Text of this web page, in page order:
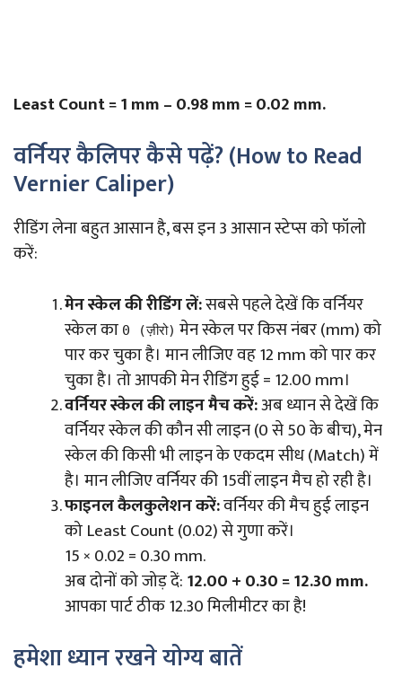
Least Count = 1 mm – 0.98 mm = 0.02 mm.
वर्नियर कैलिपर कैसे पढ़ें? (How to Read
Vernier Caliper)
रीडिंग लेना बहुत आसान है, बस इन 3 आसान स्टेप्स को फॉलो
करें:
मेन स्केल की रीडिंग लें:सबसे पहले देखें कि वर्नियर
स्केल का 0 (ज़ीरो) मेन स्केल पर किस नंबर (mm) को
पार कर चुका है। मान लीजिए वह 12 mm को पार कर
चुका है। तो आपकी मेन रीडिंग हुई = 12.00 mm।
वर्नियर स्केल की लाइन मैच करें:अब ध्यान से देखें कि
वर्नियर स्केल की कौन सी लाइन (0 से 50 के बीच), मेन
स्केल की किसी भी लाइन के एकदम सीध (Match) में
है। मान लीजिए वर्नियर की 15वीं लाइन मैच हो रही है।
फाइनल कैलकुलेशन करें:वर्नियर की मैच हुई लाइन
को Least Count (0.02) से गुणा करें।
15 × 0.02 = 0.30 mm.
अब दोनों को जोड़ दें:12.00 + 0.30 = 12.30 mm.
आपका पार्ट ठीक 12.30 मिलीमीटर का है!
हमेशा ध्यान रखने योग्य बातें